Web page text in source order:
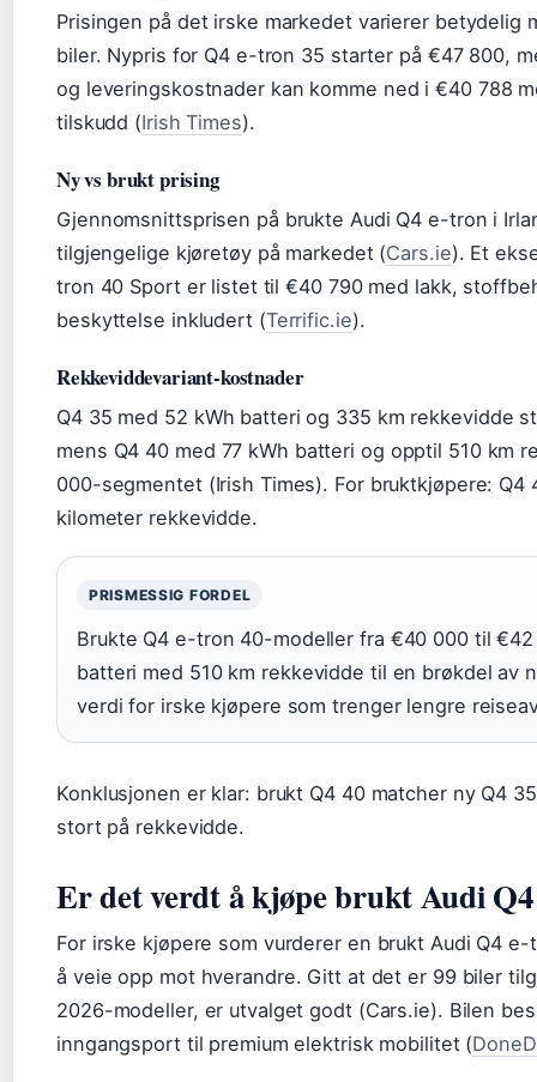
Prisingen på det irske markedet varierer betydelig
biler. Nypris for Q4 e-tron 35 starter på €47 800,
og leveringskostnader kan komme ned i €40 788
tilskudd (Irish Times).
Ny vs brukt prising
Gjennomsnittsprisen på brukte Audi Q4 e-tron i
tilgjengelige kjøretøy på markedet (Cars.ie). Et
tron 40 Sport er listet til €40 790 med lakk,
beskyttelse inkludert (Terrific.ie).
Rekkeviddevariant-kostnader
Q4 35 med 52 kWh batteri og 335 km rekkevidde
mens Q4 40 med 77 kWh batteri og opptil 510 km
000-segmentet (Irish Times). For bruktkjøpere: Q4
kilometer rekkevidde.
PRISMESSIG FORDEL
Brukte Q4 e-tron 40-modeller fra €40 000 til
batteri med 510 km rekkevidde til en brøkdel av
verdi for irske kjøpere som trenger lengre
Konklusjonen er klar: brukt Q4 40 matcher ny Q4
stort på rekkevidde.
Er det verdt å kjøpe brukt Audi
For irske kjøpere som vurderer en brukt Audi Q4
å veie opp mot hverandre. Gitt at det er 99 biler
2026-modeller, er utvalget godt (Cars.ie). Bilen
inngangsport til premium elektrisk mobilitet (